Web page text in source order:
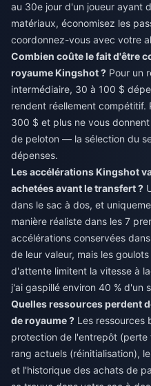
au 30e jour d'un joueur ayant
matériaux, économisez les
coordonnez-vous avec votre
Combien coûte le fait d'être
royaume Kingshot ? Pour un
intermédiaire, 30 à 100 $
rendent réellement compétitif.
300 $ et plus ne vous
de peloton — la sélection du
dépenses.
Les accélérations Kingshot
achetées avant le transfert ?
dans le sac à dos, et
manière réaliste dans les 7
accélérations conservées
de leur valeur, mais les
d'attente limitent la vitesse à
j'ai gaspillé environ 40 %
Quelles ressources perdent
de royaume ? Les ressources
protection de l'entrepôt (perte
rang actuels (réinitialisation),
et l'historique des achats de